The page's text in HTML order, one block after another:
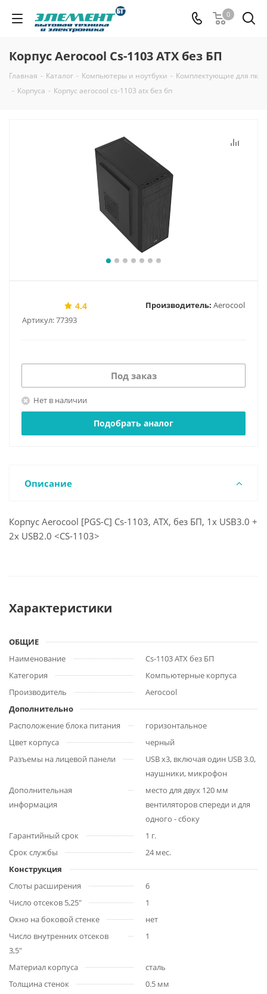
0
Корпус Aerocool Cs-1103 ATX без БП
Главная - Каталог - Компьютеры и ноутбуки - Комплектующие для пк
- Корпуса - Корпус aerocool cs-1103 atx без бп
4.4
Артикул:77393
Производитель: Aerocool
Под заказ
Нет в наличии
Подобрать аналог
Описание
Корпус Aerocool [PGS-C] Cs-1103, ATX, без БП, 1x USB3.0 +
2x USB2.0 <CS-1103>
Характеристики
ОБЩИЕ
Наименование
Cs-1103 ATX без БП
Категория
Компьютерные корпуса
Производитель
Aerocool
Дополнительно
Расположение блока питания
горизонтальное
Цвет корпуса
черный
Разъемы на лицевой панели
USB x3, включая один USB 3.0,
наушники, микрофон
Дополнительная
информация
место для двух 120 мм
вентиляторов спереди и для
одного - сбоку
Гарантийный срок
1 г.
Срок службы
24 мес.
Конструкция
Слоты расширения
6
Число отсеков 5,25"
1
Окно на боковой стенке
нет
Число внутренних отсеков
3,5"
1
Материал корпуса
сталь
Толщина стенок
0.5 мм